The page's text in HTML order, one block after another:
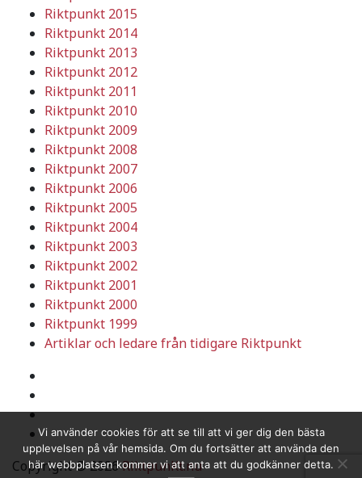
Riktpunkt 2015
Riktpunkt 2014
Riktpunkt 2013
Riktpunkt 2012
Riktpunkt 2011
Riktpunkt 2010
Riktpunkt 2009
Riktpunkt 2008
Riktpunkt 2007
Riktpunkt 2006
Riktpunkt 2005
Riktpunkt 2004
Riktpunkt 2003
Riktpunkt 2002
Riktpunkt 2001
Riktpunkt 2000
Riktpunkt 1999
Artiklar och ledare från tidigare Riktpunkt
Copyright © 2026RiktpunKt.nu
Vi använder cookies för att se till att vi ger dig den bästa
upplevelsen på vår hemsida. Om du fortsätter att använda den
här webbplatsen kommer vi att anta att du godkänner detta.